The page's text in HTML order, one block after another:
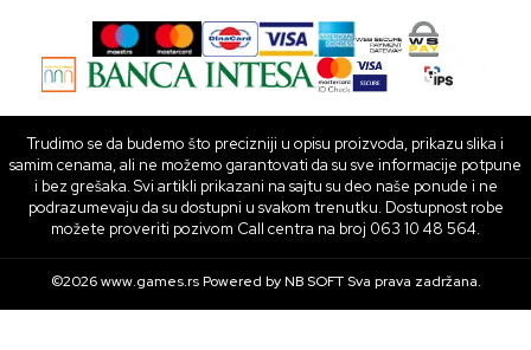
Trudimo se da budemo što precizniji u opisu proizvoda, prikazu slika i
samim cenama, ali ne možemo garantovati da su sve informacije potpune
i bez grešaka. Svi artikli prikazani na sajtu su deo naše ponude i ne
podrazumevaju da su dostupni u svakom trenutku. Dostupnost robe
možete proveriti pozivom Call centra na broj 063 10 48 564.
©2026www.games.rs Powered byNB SOFTSva prava zadržana.